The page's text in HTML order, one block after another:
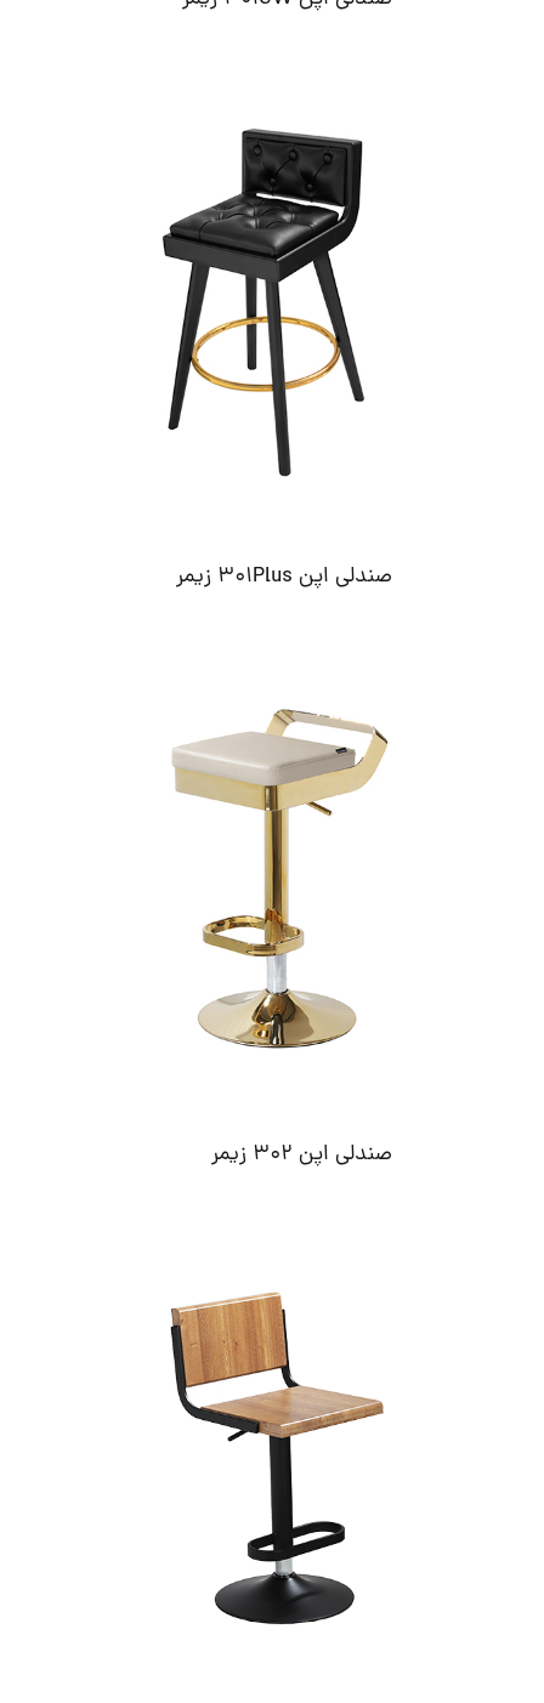
صندلی اپن 301Plus زیمر
صندلی اپن 302 زیمر